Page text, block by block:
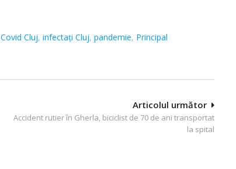
Covid Cluj, infectați Cluj, pandemie, Principal
Articolul următor
Accident rutier în Gherla, biciclist de 70 de ani transportat
la spital